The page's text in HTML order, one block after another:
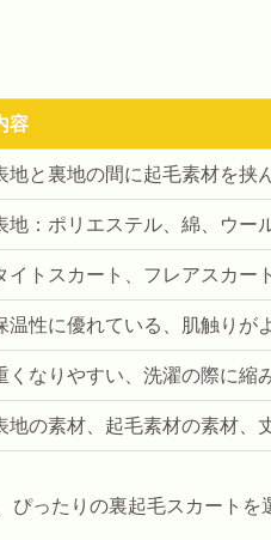
容
地と裏地の間に起毛素材を挟
地：ポリエステル、綿、ウー
イトスカート、フレアスカー
温性に優れている、肌触りが
くなりやすい、洗濯の際に縮
地の素材、起毛素材の素材、
ぴったりの裏起毛スカートを